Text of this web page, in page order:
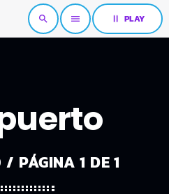
search menu pause PLAY
/ PÁGINA 1 DE 1